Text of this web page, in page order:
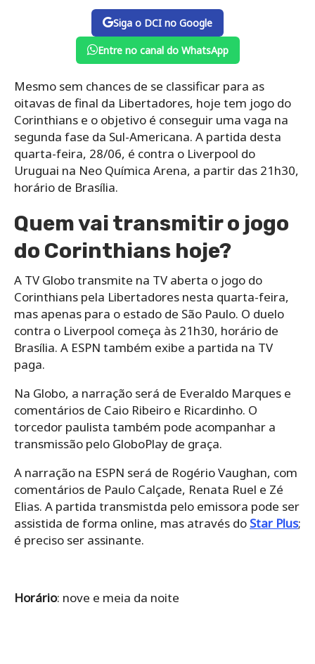
Siga o DCI no Google
Entre no canal do WhatsApp
Mesmo sem chances de se classificar para as
oitavas de final da Libertadores, hoje tem jogo do
Corinthians e o objetivo é conseguir uma vaga na
segunda fase da Sul-Americana. A partida desta
quarta-feira, 28/06, é contra o Liverpool do
Uruguai na Neo Química Arena, a partir das 21h30,
horário de Brasília.
Quem vai transmitir o jogo
do Corinthians hoje?
A TV Globo transmite na TV aberta o jogo do
Corinthians pela Libertadores nesta quarta-feira,
mas apenas para o estado de São Paulo. O duelo
contra o Liverpool começa às 21h30, horário de
Brasília. A ESPN também exibe a partida na TV
paga.
Na Globo, a narração será de Everaldo Marques e
comentários de Caio Ribeiro e Ricardinho. O
torcedor paulista também pode acompanhar a
transmissão pelo GloboPlay de graça.
A narração na ESPN será de Rogério Vaughan, com
comentários de Paulo Calçade, Renata Ruel e Zé
Elias. A partida transmistda pelo emissora pode ser
assistida de forma online, mas através do Star Plus;
é preciso ser assinante.
Horário: nove e meia da noite